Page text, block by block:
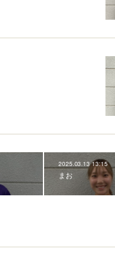
2025.03.13 13:15
まお